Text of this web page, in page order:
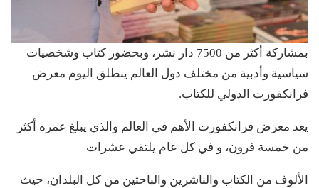
بمشاركة أكثر من 7500 دار نشر، وبحضور كتاب وشخصيات
سياسية وأدبية من مختلف دول العالم ينطلق اليوم معرض
فرانكفورت الدولي للكتاب.
يعد معرض فرانكفورت الأهم في العالم والذي يبلغ عمره أكثر
من خمسة قرون، و في كل عام يلتقي عشرات
الألوف من الكتاب والناشرين والباحثين من كل البلدان، حيث